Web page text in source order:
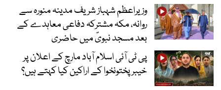
وزیراعظم شہباز شریف مدینہ منورہ سے
روانہ، مکہ مشترکہ دفاعی معاہدے کے
بعد مسجد نبویؐ میں حاضری
پی ٹی آئی اسلام آباد مارچ کے اعلان پر
خیبر پختونخوا کے اراکین کیا کہتے ہیں؟